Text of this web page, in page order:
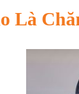
Là